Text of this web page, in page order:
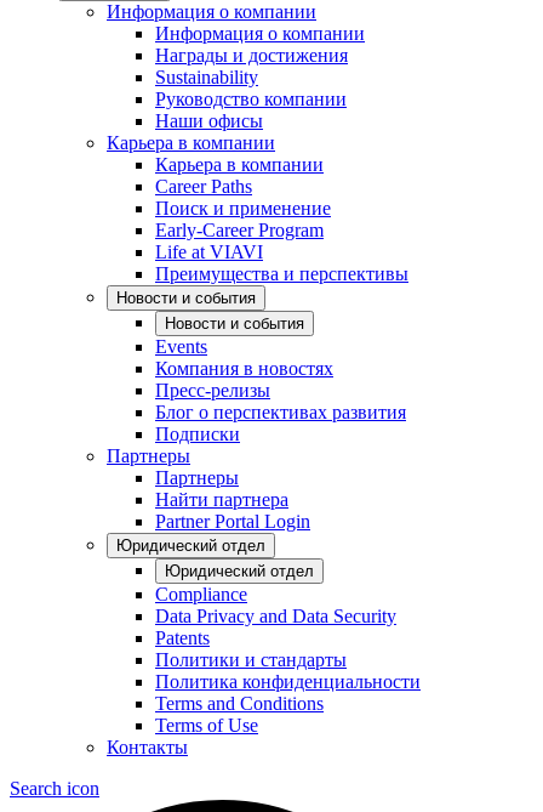
Информация о компании
Информация о компании
Награды и достижения
Sustainability
Руководство компании
Наши офисы
Карьера в компании
Карьера в компании
Career Paths
Поиск и применение
Early-Career Program
Life at VIAVI
Преимущества и перспективы
Новости и события
Новости и события
Events
Компания в новостях
Пресс-релизы
Блог о перспективах развития
Подписки
Партнеры
Партнеры
Найти партнера
Partner Portal Login
Юридический отдел
Юридический отдел
Compliance
Data Privacy and Data Security
Patents
Политики и стандарты
Политика конфиденциальности
Terms and Conditions
Terms of Use
Контакты
Search icon